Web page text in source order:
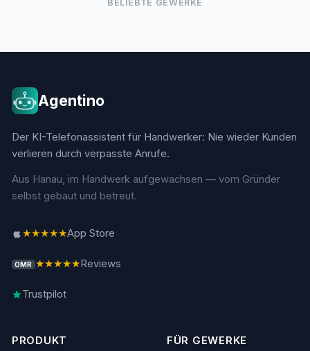
BELIEBTE GEWERKE
Agentino
Der KI-Telefonassistent für Handwerker: Nie wieder Kunden
verlieren durch verpasste Anrufe.
Aus Hanau, im Handwerk aufgewachsen — vom Gründer
selbst gebaut und betreut.
★★★★★App Store
OMR ★★★★★ Reviews
Trustpilot
PRODUKT FÜR GEWERKE